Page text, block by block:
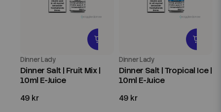
Dinner Lady
Dinner Salt | Fruit Mix |
10ml E-Juice
49 kr
Dinner Lady
Dinner Salt | Tropical Ice |
10ml E-Juice
49 kr